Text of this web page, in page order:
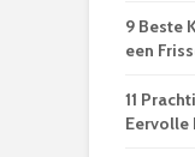
9 Beste
een
11
Eervolle